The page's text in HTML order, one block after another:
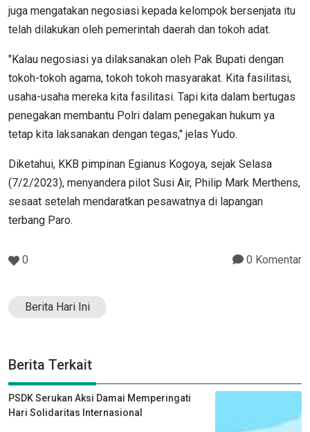
juga mengatakan negosiasi kepada kelompok bersenjata itu
telah dilakukan oleh pemerintah daerah dan tokoh adat.
"Kalau negosiasi ya dilaksanakan oleh Pak Bupati dengan
tokoh-tokoh agama, tokoh tokoh masyarakat. Kita fasilitasi,
usaha-usaha mereka kita fasilitasi. Tapi kita dalam bertugas
penegakan membantu Polri dalam penegakan hukum ya
tetap kita laksanakan dengan tegas," jelas Yudo.
Diketahui, KKB pimpinan Egianus Kogoya, sejak Selasa
(7/2/2023), menyandera pilot Susi Air, Philip Mark Merthens,
sesaat setelah mendaratkan pesawatnya di lapangan
terbang Paro.
0 0 Komentar
Berita Hari Ini
Berita Terkait
PSDK Serukan Aksi Damai Memperingati
Hari Solidaritas Internasional